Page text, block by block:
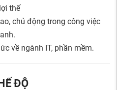
thế
chủ động trong công việc
về ngành IT, phần mềm.
ĐỘ